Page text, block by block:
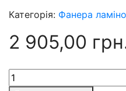
Категорія: Фанера
2 905,00
Фанера